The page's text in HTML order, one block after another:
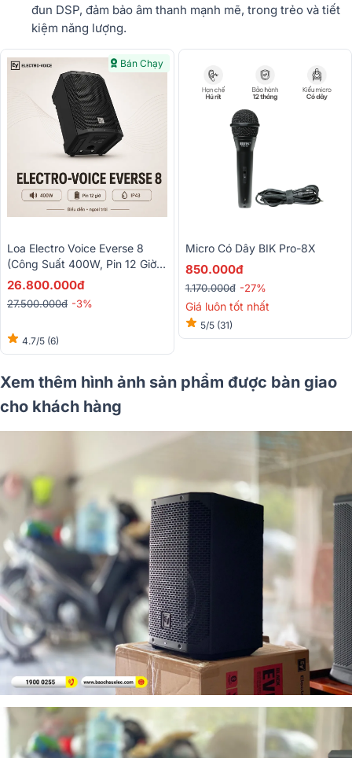
đun DSP, đảm bảo âm thanh mạnh mẽ, trong trẻo và tiết
kiệm năng lượng.
Bán Chạy
Loa Electro Voice Everse 8
(Công Suất 400W, Pin 12 Giờ,
Chống Nước IP43, Bluetooth,
26.800.000đ
27.500.000đ -3%
4.7/5 (6)
Micro Có Dây BIK Pro-8X
850.000đ
1.170.000đ -27%
Giá luôn tốt nhất
5/5 (31)
Xem thêm hình ảnh sản phẩm được bàn giao
cho khách hàng